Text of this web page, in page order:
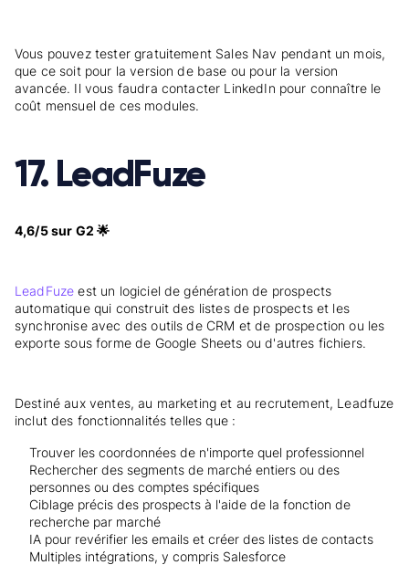
Vous pouvez tester gratuitement Sales Nav pendant un mois,
que ce soit pour la version de base ou pour la version
avancée. Il vous faudra contacter LinkedIn pour connaître le
coût mensuel de ces modules.
17. LeadFuze
4,6/5 sur G2 🌟
LeadFuze est un logiciel de génération de prospects
automatique qui construit des listes de prospects et les
synchronise avec des outils de CRM et de prospection ou les
exporte sous forme de Google Sheets ou d'autres fichiers.
Destiné aux ventes, au marketing et au recrutement, Leadfuze
inclut des fonctionnalités telles que :
Trouver les coordonnées de n'importe quel professionnel
Rechercher des segments de marché entiers ou des
personnes ou des comptes spécifiques
Ciblage précis des prospects à l'aide de la fonction de
recherche par marché
IA pour revérifier les emails et créer des listes de contacts
Multiples intégrations, y compris Salesforce